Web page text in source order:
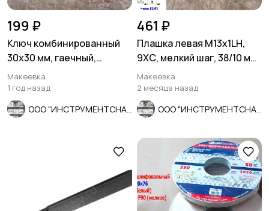
199 ₽
Ключ комбинированный
30х30 мм, гаечный,
рожково-накидной, СССР.
Макеевка
1 год назад
461 ₽
Плашка левая М13х1LH,
9ХС, мелкий шаг, 38/10 мм,
ГОСТ 7740-71
Макеевка
2 месяца назад